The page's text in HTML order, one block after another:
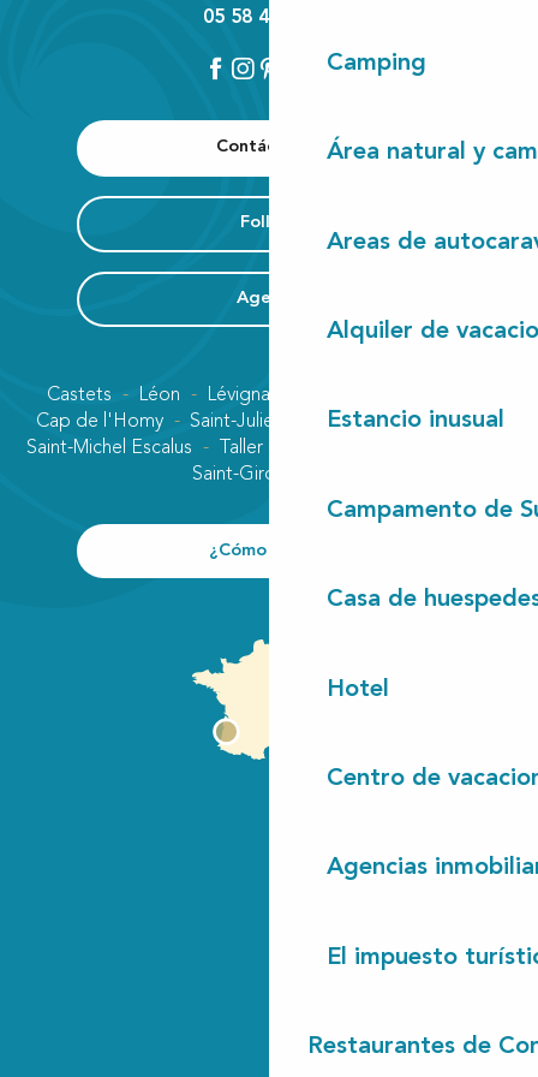
Camping
Área natural y
Areas de
Alquiler de
Estancio inusual
Campamento de
Casa de
Hotel
Centro de
Agencias
El impuesto
Restaurantes de
Contáctenos
Folleto
Agenda
05 58 42 89 80
Castets Léon Lévignacq
Cap de l'Homy
Saint-Julien-en-Born
Contis plage
Saint-Michel Escalus
Taller
Saint-Girons plage
¿Cómo llegar?